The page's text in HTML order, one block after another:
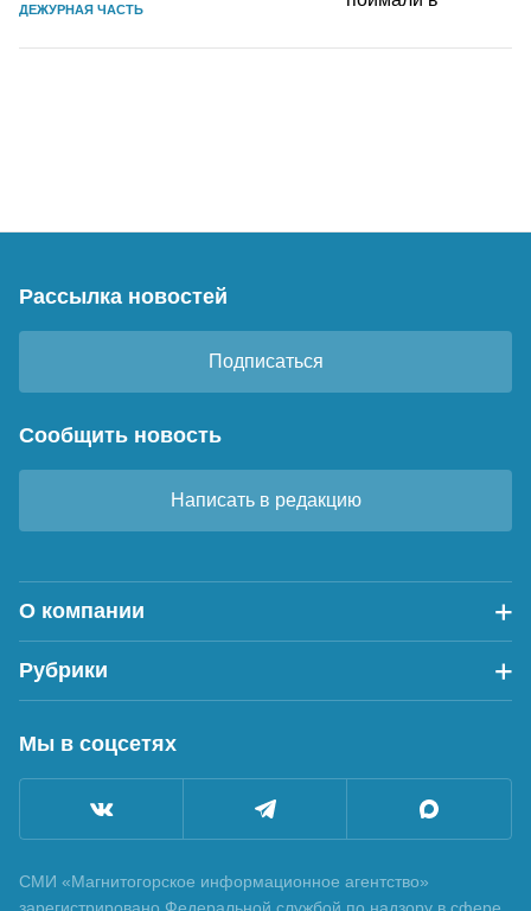
ДЕЖУРНАЯ ЧАСТЬ
Рассылка новостей
Подписаться
Сообщить новость
Написать в редакцию
О компании
Рубрики
Мы в соцсетях
СМИ «Магнитогорское информационное агентство»